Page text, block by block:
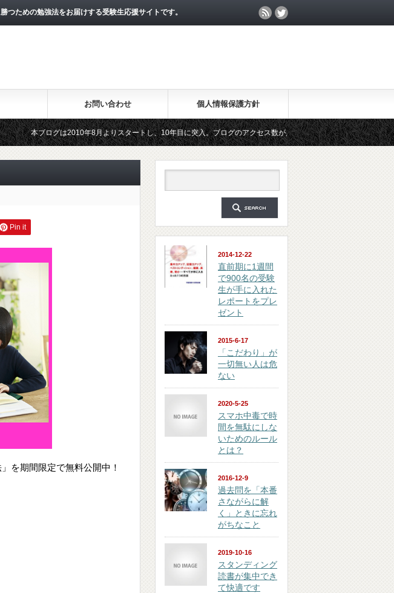
つための勉強法をお届けする受験生応援サイトです。
お問い合わせ 個人情報保護方針
は2010年8月よりスタートし、10年目に突入。ブログのアクセス数が月間25万PV、公開記事数が2000記事を突破し
3月よりスタートした無料メールマガジン「勉強の集中力が10倍アップする秘訣」は、2018年6月に総読者数が4万人
Pin it
を期間限定で無料公開中！
2014-12-22
直前期に1週間
で900名の受験
生が手に入れた
レポートをプレ
ゼント
2015-6-17
「こだわり」が
一切無い人は危
ない
2020-5-25
スマホ中毒で時
間を無駄にしな
いためのルール
とは？
2016-12-9
過去問を「本番
さながらに解
く」ときに忘れ
がちなこと
2019-10-16
スタンディング
読書が集中でき
て快適です